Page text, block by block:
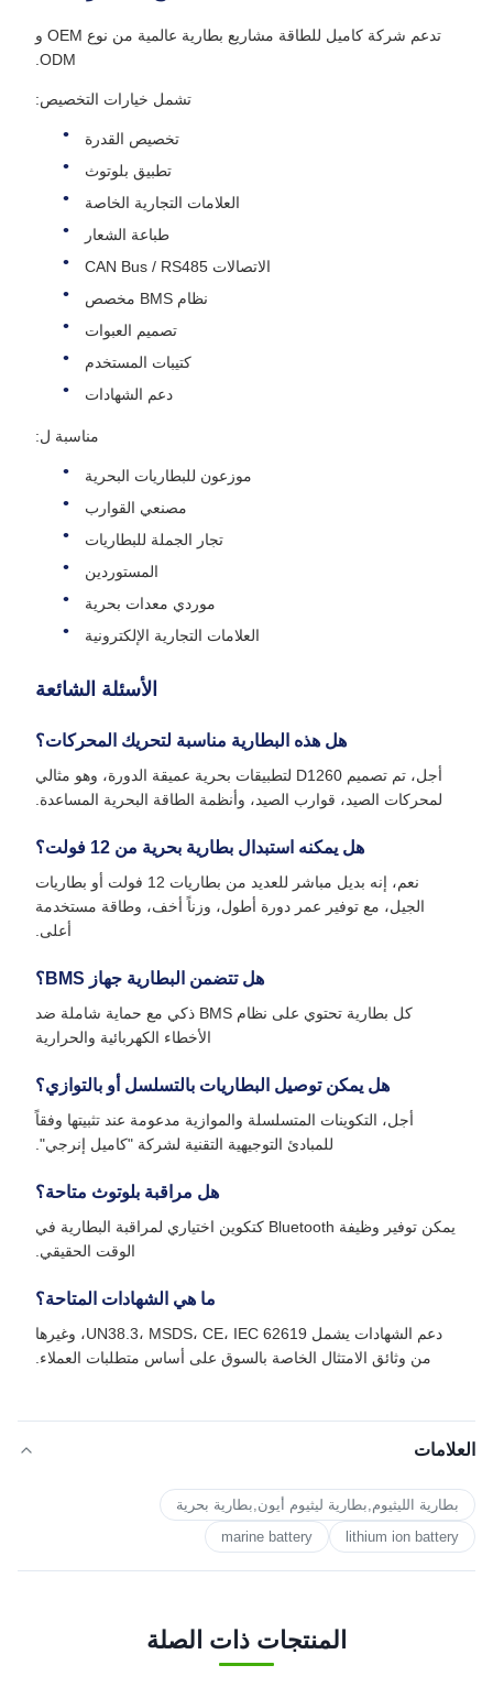
تدعم شركة كاميل للطاقة مشاريع بطارية عالمية من نوع OEM و
ODM.
تشمل خيارات التخصيص:
تخصيص القدرة
تطبيق بلوتوث
العلامات التجارية الخاصة
طباعة الشعار
الاتصالات CAN Bus / RS485
نظام BMS مخصص
تصميم العبوات
كتيبات المستخدم
دعم الشهادات
مناسبة ل:
موزعون للبطاريات البحرية
مصنعي القوارب
تجار الجملة للبطاريات
المستوردين
موردي معدات بحرية
العلامات التجارية الإلكترونية
الأسئلة الشائعة
هل هذه البطارية مناسبة لتحريك المحركات؟
أجل، تم تصميم D1260 لتطبيقات بحرية عميقة الدورة، وهو مثالي
لمحركات الصيد، قوارب الصيد، وأنظمة الطاقة البحرية المساعدة.
هل يمكنه استبدال بطارية بحرية من 12 فولت؟
نعم، إنه بديل مباشر للعديد من بطاريات 12 فولت أو بطاريات
الجيل، مع توفير عمر دورة أطول، وزناً أخف، وطاقة مستخدمة
أعلى.
هل تتضمن البطارية جهاز BMS؟
كل بطارية تحتوي على نظام BMS ذكي مع حماية شاملة ضد
الأخطاء الكهربائية والحرارية
هل يمكن توصيل البطاريات بالتسلسل أو بالتوازي؟
أجل، التكوينات المتسلسلة والموازية مدعومة عند تثبيتها وفقاً
للمبادئ التوجيهية التقنية لشركة "كاميل إنرجي".
هل مراقبة بلوتوث متاحة؟
يمكن توفير وظيفة Bluetooth كتكوين اختياري لمراقبة البطارية في
الوقت الحقيقي.
ما هي الشهادات المتاحة؟
دعم الشهادات يشمل UN38.3، MSDS، CE، IEC 62619، وغيرها
من وثائق الامتثال الخاصة بالسوق على أساس متطلبات العملاء.
العلامات
بطارية الليثيوم,بطارية ليثيوم أيون,بطارية بحرية
lithium ion battery
marine battery
المنتجات ذات الصلة